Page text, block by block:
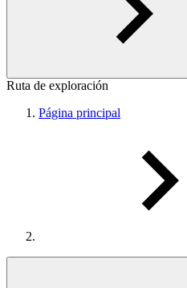
Ruta de exploración
Página principal